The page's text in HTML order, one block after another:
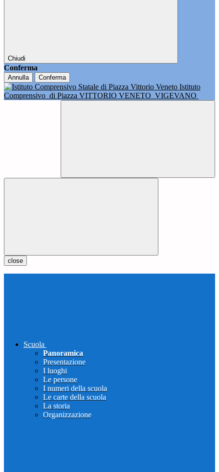
Chiudi
Conferma
Annulla Conferma
Istituto
Comprensivo di Piazza VITTORIO VENETO VIGEVANO
close
Scuola
Panoramica
Presentazione
I luoghi
Le persone
I numeri della scuola
Le carte della scuola
La storia
Organizzazione